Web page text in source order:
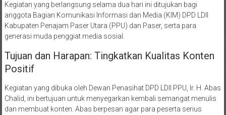
Kegiatan yang berlangsung selama dua hari ini ditujukan bagi
anggota Bagian Komunikasi Informasi dan Media (KIM) DPD LDII
Kabupaten Penajam Paser Utara (PPU) dan Paser, serta para
generasi muda penggiat media sosial.
Tujuan dan Harapan: Tingkatkan Kualitas Konten
Positif
Kegiatan yang dibuka oleh Dewan Penasihat DPD LDII PPU, Ir. H. Abas
Chalid, ini bertujuan untuk menyegarkan kembali semangat menulis
dan membuat konten. Abas berpesan agar para peserta serius